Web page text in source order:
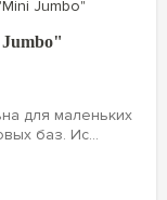
для маленьких
баз. Ис...